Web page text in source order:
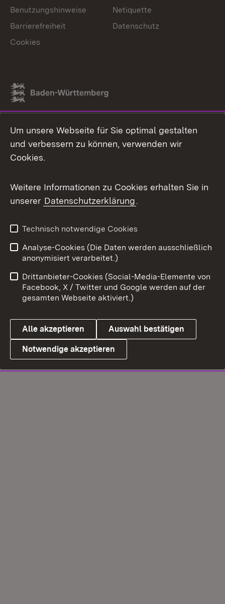
Link zum Landesportal
Benutzungshinweise
Netiquette
Barrierefreiheit
Datenschutz
Cookies
Um unsere Webseite für Sie optimal gestalten
und verbessern zu können, verwenden wir
Cookies.
Weitere Informationen zu Cookies erhalten Sie in
unserer Datenschutzerklärung.
Technisch notwendige Cookies
Analyse-Cookies (Die Daten werden ausschließlich
anonymisiert verarbeitet.)
Drittanbieter-Cookies (Social-Media-Elemente von
Facebook, X / Twitter und Google werden auf der
gesamten Webseite aktiviert.)
Alle akzeptieren Auswahl bestätigen
Notwendige akzeptieren